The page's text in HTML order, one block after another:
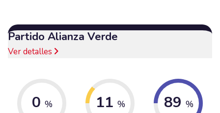
Partido Alianza Verde
Ver detalles
0 % 11 % 89 %